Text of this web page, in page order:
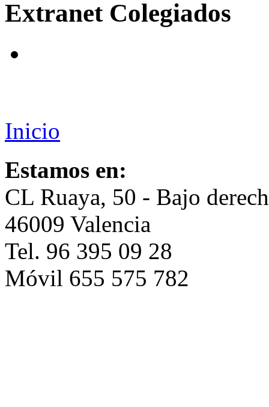
Extranet Colegiados
Inicio
Estamos en:
CL Ruaya, 50 - Bajo
46009 Valencia
Tel. 96 395 09 28
Móvil 655 575 782